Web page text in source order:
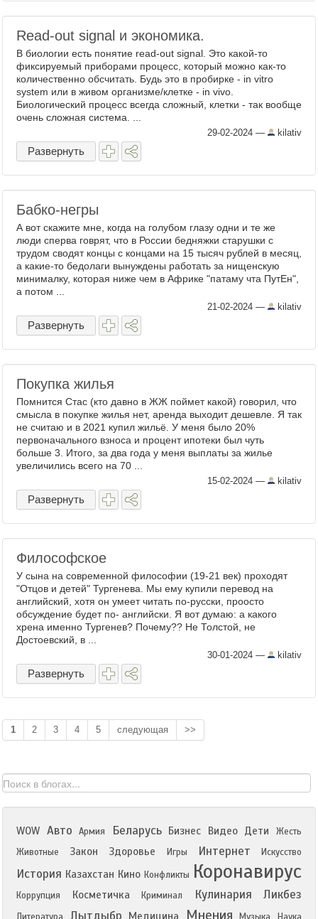
Read-out signal и экономика.
В биологии есть понятие read-out signal. Это какой-то
фиксируемый приборами процесс, который можно как-то
количественно обсчитать. Будь это в пробирке - in vitro
system или в живом организме/клетке - in vivo.
Биологический процесс всегда сложный, клетки - так вообще
очень сложная система. ...
29-02-2024 — kilativ
Развернуть
Бабко-негры
А вот скажите мне, когда на голубом глазу одни и те же
люди сперва говрят, что в России бедняжки старушки с
трудом сводят концы с концами на 15 тысяч рублей в месяц,
а какие-то бедолаги вынуждены работать за нищенскую
минималку, которая ниже чем в Африке "патаму чта ПутЕн",
а потом ...
21-02-2024 — kilativ
Развернуть
Покупка жилья
Помнится Стас (кто давно в ЖЖ поймет какой) говорил, что
смысла в покупке жилья нет, аренда выходит дешевле. Я так
не считаю и в 2021 купил жильё. У меня было 20%
первоначального взноса и процент ипотеки был чуть
больше 3. Итого, за два года у меня выплаты за жилье
увеличились всего на 70 ...
15-02-2024 — kilativ
Развернуть
Философское
У сына на современной философии (19-21 век) проходят
"Отцов и детей" Тургенева. Мы ему купили перевод на
английский, хотя он умеет читать по-русски, проосто
обсуждение будет по- английски. Я вот думаю: а какого
хрена именно Тургенев? Почему?? Не Толстой, не
Достоевский, в ...
30-01-2024 — kilativ
Развернуть
1 2 3 4 5 следующая >>
WOW Авто Армия Беларусь Бизнес Видео Дети
Жесть
Животные
Закон Здоровье Игры Интернет Искусство
История Казахстан Кино Конфликты Коронавирус
Коррупция Косметичка Криминал Кулинария Ликбез
Лытдыбр Медицина Мнения